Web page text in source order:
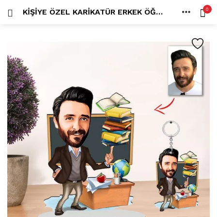
KIŞIYE ÖZEL KARIKATÜR ERKEK ÖĞRETMEN BIBLO VE ANAHTARLIK 3 0
Beni hatırla
Şifremi mi kaybettim?
Tüm kategoriler
ANLORD (6)
BAYİLİK (1)
HİLALİN RENKLİ DÜNYASI (0)
MK FOTO (1)
Kampanyalı Ürünler (13)
Karikatür Anahtarlık (14)
Karikatür Erkek Anahtarlık (14)
Karikatür Biblo (289)
Karikatür Aile Biblo (2)
Karikatür Erkek Biblo (127)
Karikatür Kadın Biblo (71)
Karikatür Sevgili Biblo (89)